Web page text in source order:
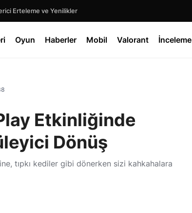
Erteleme ve Yenilikler
Oyun Haberler Mobil Valorant İnceleme
Etkinliğinde
Dönüş
tıpkı kediler gibi dönerken sizi kahkahalara